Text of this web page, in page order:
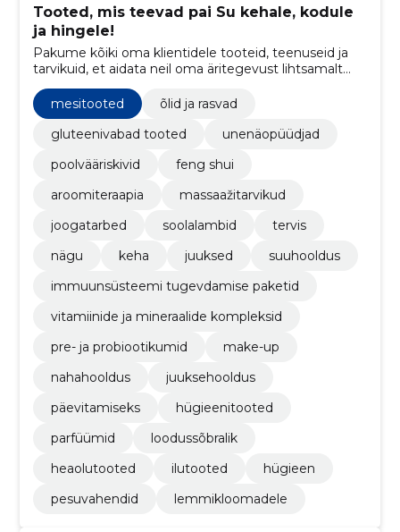
Tooted, mis teevad pai Su kehale, kodule
ja hingele!
Pakume kõiki oma klientidele tooteid, teenuseid ja
tarvikuid, et aidata neil oma äritegevust lihtsamalt
haldata ja edendada.
mesitooted
õlid ja rasvad
gluteenivabad tooted
unenäopüüdjad
poolvääriskivid
feng shui
aroomiteraapia
massaažitarvikud
joogatarbed
soolalambid
tervis
nägu
keha juuksed
suuhooldus
immuunsüsteemi tugevdamise paketid
vitamiinide ja mineraalide kompleksid
pre- ja probiootikumid
make-up
nahahooldus
juuksehooldus
päevitamiseks
hügieenitooted
parfüümid
loodussõbralik
heaolutooted
ilutooted
hügieen
pesuvahendid
lemmikloomadele